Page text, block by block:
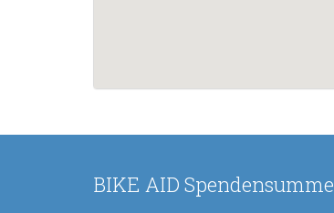
BIKE AID Spendensumme